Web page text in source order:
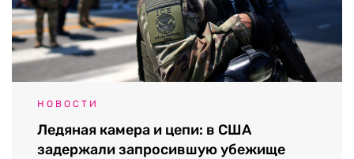
НОВОСТИ
Ледяная камера и цепи: в США
задержали запросившую убежище